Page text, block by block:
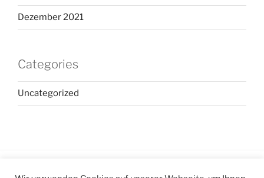
Dezember 2021
Categories
Uncategorized